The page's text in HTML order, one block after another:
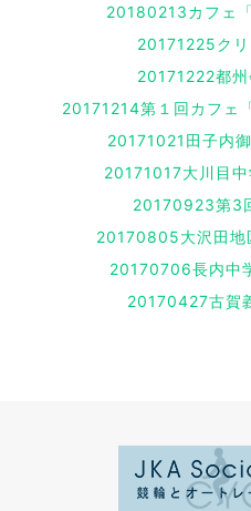
20180213カフェ
20171225クリ
20171222都州
20171214第１回カフェ
20171021田子内
20171017大川目中
20170923第3
20170805大沢田地
20170706長内中
20170427古賀